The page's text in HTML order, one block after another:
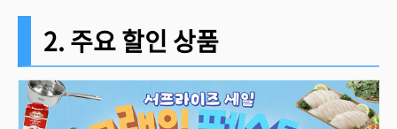
2. 주요 할인 상품